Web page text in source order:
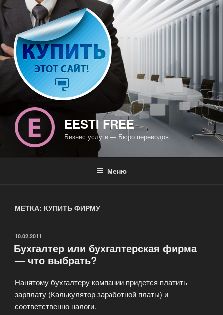
Перейти
содержимому
EESTI FREE
Бизнес услуги — Бюро переводов
Меню
МЕТКА: КУПИТЬ ФИРМУ
ОПУБЛИКОВАНО
10.02.2011
Бухгалтер или бухгалтерская фирма
— что выбрать?
Нанятому бухгалтеру компании придется платить
зарплату (Калькулятор заработной платы) и
соответственно налоги.